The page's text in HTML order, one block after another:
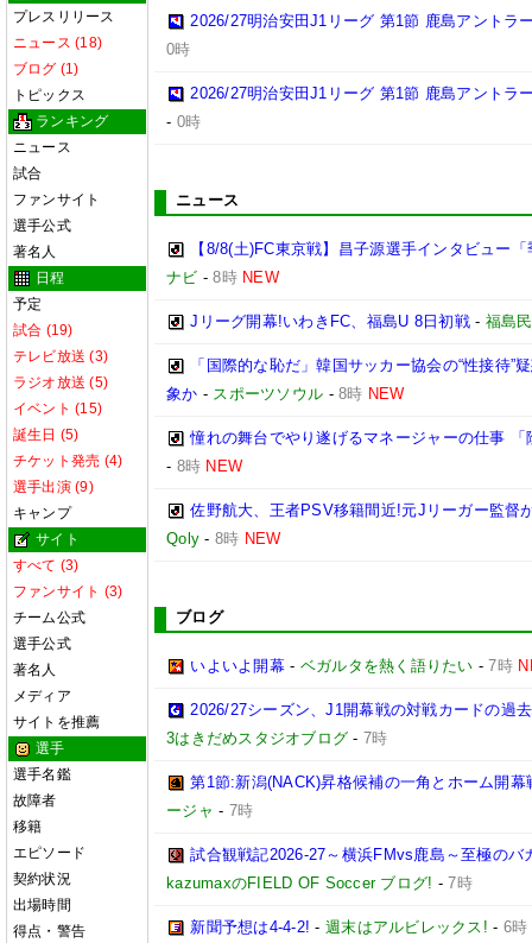
プレスリリース
ニュース (18)
ブログ (1)
トピックス
ランキング
ニュース
試合
ファンサイト
選手公式
著名人
日程
予定
試合 (19)
テレビ放送 (3)
ラジオ放送 (5)
イベント (15)
誕生日 (5)
チケット発売 (4)
選手出演 (9)
キャンプ
サイト
すべて (3)
ファンサイト (3)
チーム公式
選手公式
著名人
メディア
サイトを推薦
選手
選手名鑑
故障者
移籍
エピソード
契約状況
出場時間
得点・警告
2026/27明治安田J1リーグ 第1節 鹿島アントラ
0時
2026/27明治安田J1リーグ 第1節 鹿島アントラ
- 0時
ニュース
【8/8(土)FC東京戦】昌子源選手インタビュー
ナビ -8時 NEW
Jリーグ開幕!いわきFC、福島U 8日初戦- 福島
「国際的な恥だ」韓国サッカー協会の“性接待
象か - スポーツソウル -8時 NEW
憧れの舞台でやり遂げるマネージャーの仕事
- 8時 NEW
佐野航大、王者PSV移籍間近!元Jリーガー監
Qoly - 8時 NEW
ブログ
いよいよ開幕- ベガルタを熱く語りたい -7時
2026/27シーズン、J1開幕戦の対戦カードの過
3はきだめスタジオブログ -7時
第1節:新潟(NACK)昇格候補の一角とホーム開幕
ージャ - 7時
試合観戦記2026-27～横浜FMvs鹿島～至極の
kazumaxのFIELD OF Soccer ブログ! -7時
新聞予想は4-4-2! -週末はアルビレックス! - 6時